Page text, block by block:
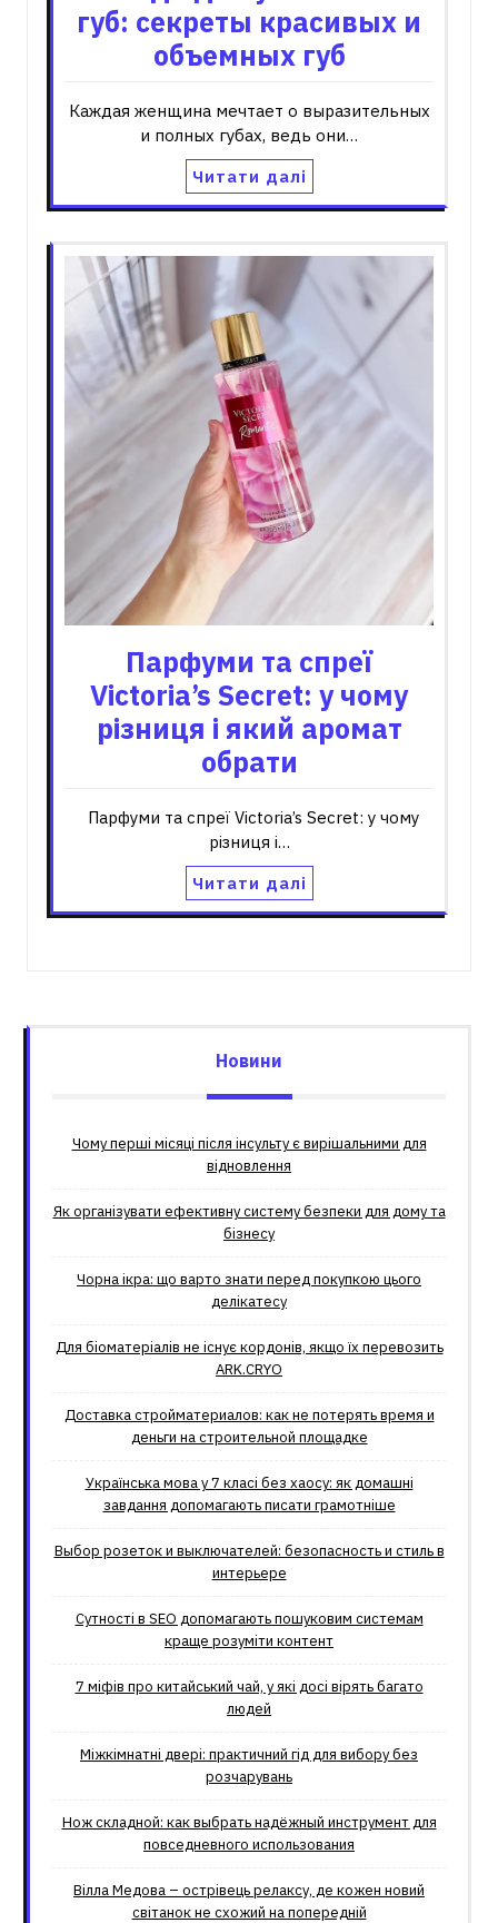
губ: секреты красивых и
объемных губ
Каждая женщина мечтает о выразительных
и полных губах, ведь они…
Читати далі
Парфуми та спреї
Victoria’s Secret: у чому
різниця і який аромат
обрати
Парфуми та спреї Victoria’s Secret: у чому
різниця і…
Читати далі
Новини
Чому перші місяці після інсульту є вирішальними для
відновлення
Як організувати ефективну систему безпеки для дому та
бізнесу
Чорна ікра: що варто знати перед покупкою цього
делікатесу
Для біоматеріалів не існує кордонів, якщо їх перевозить
ARK.CRYO
Доставка стройматериалов: как не потерять время и
деньги на строительной площадке
Українська мова у 7 класі без хаосу: як домашні
завдання допомагають писати грамотніше
Выбор розеток и выключателей: безопасность и стиль в
интерьере
Сутності в SEO допомагають пошуковим системам
краще розуміти контент
7 міфів про китайський чай, у які досі вірять багато
людей
Міжкімнатні двері: практичний гід для вибору без
розчарувань
Нож складной: как выбрать надёжный инструмент для
повседневного использования
Вілла Медова – острівець релаксу, де кожен новий
світанок не схожий на попередній